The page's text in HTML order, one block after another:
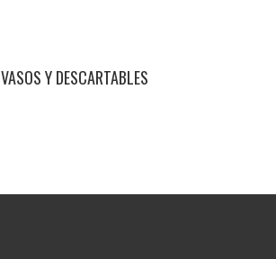
VASOS Y DESCARTABLES